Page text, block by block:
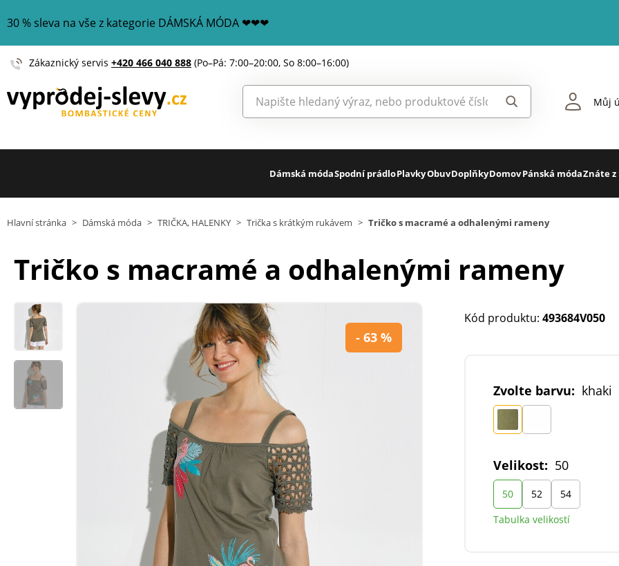
30 % sleva na vše z kategorie DÁMSKÁ MÓDA ❤❤❤
Zákaznický servis +420 466 040 888 (Po–Pá: 7:00–20:00, So 8:00–16:00)
Můj
Dámská módaSpodní prádloPlavkyObuvDoplňkyDomovPánská módaZnáte
Hlavní stránka > Dámská móda > TRIČKA, HALENKY > Trička s krátkým rukávem > Tričko s macramé a odhalenými rameny
Tričko s macramé a odhalenými rameny
- 63 %
Kód produktu: 493684V050
Zvolte barvu: khaki
Velikost: 50
50 52
54
Tabulka velikostí